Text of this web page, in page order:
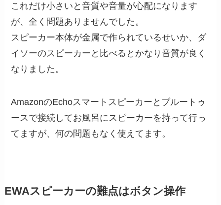
これだけ小さいと音質や音量が心配になります
が、全く問題ありませんでした。
スピーカー本体が金属で作られているせいか、ダ
イソーのスピーカーと比べるとかなり音質が良く
なりました。
AmazonのEchoスマートスピーカーとブルートゥ
ースで接続してお風呂にスピーカーを持って行っ
てますが、何の問題もなく使えてます。
EWAスピーカーの難点はボタン操作